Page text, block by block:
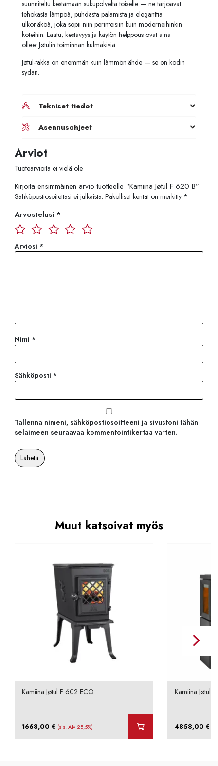
suunniteltu kestämään sukupolvelta toiselle — ne tarjoavat
tehokasta lämpöä, puhdasta palamista ja eleganttia
ulkonäköä, joka sopii niin perinteisiin kuin moderneihinkin
koteihin. Laatu, kestävyys ja käytön helppous ovat aina
olleet Jøtulin toiminnan kulmakiviä.
Jøtul-takka on enemmän kuin lämmönlähde — se on kodin
sydän.
Tekniset tiedot
Asennusohjeet
Arviot
Tuotearvioita ei vielä ole.
Kirjoita ensimmäinen arvio tuotteelle “Kamiina Jøtul F 620 B”
Sähköpostiosoitettasi ei julkaista. Pakolliset kentät on merkitty *
Arvostelusi *
Arviosi *
Nimi *
Sähköposti *
Tallenna nimeni, sähköpostiosoitteeni ja sivustoni tähän
selaimeen seuraavaa kommentointikertaa varten.
Muut katsoivat myös
Kamiina Jøtul F 602 ECO
1668,00€ (sis. Alv 25,5%)
Kamiina Jøtul
4858,00 €